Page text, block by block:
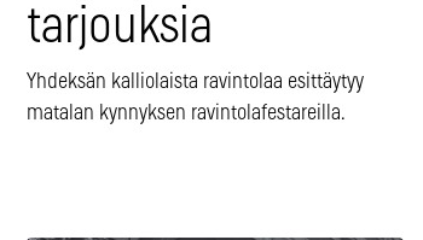
tarjouksia
Yhdeksän kalliolaista ravintolaa esittäytyy
matalan kynnyksen ravintolafestareilla.